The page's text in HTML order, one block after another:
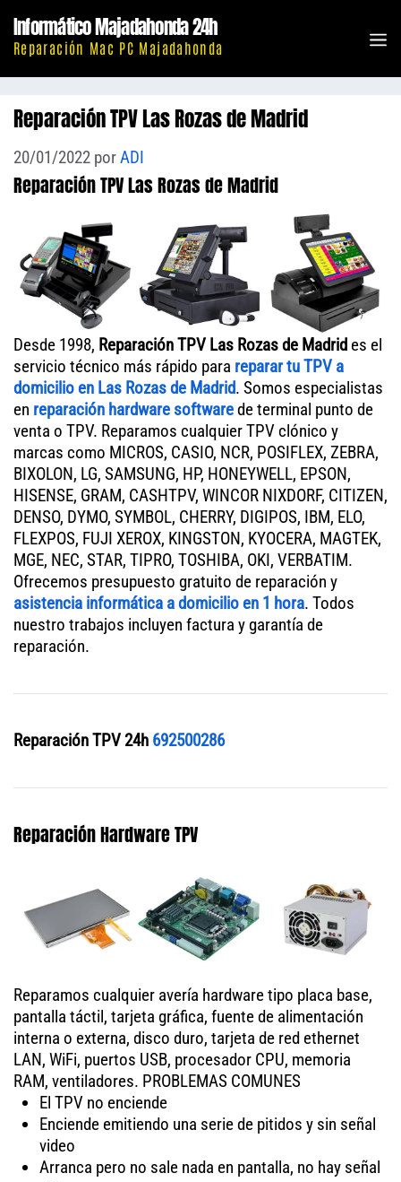
contenido
Informático Majadahonda 24h
Reparación Mac PC Majadahonda
Reparación TPV Las Rozas de Madrid
20/01/2022 porADI
Reparación TPV Las Rozas de Madrid
Desde 1998, Reparación TPV Las Rozas de Madrid es el
servicio técnico más rápido para reparar tu TPV a
domicilio en Las Rozas de Madrid. Somos especialistas
en reparación hardware softwarede terminal punto de
venta o TPV. Reparamos cualquier TPV clónico y
marcas como MICROS, CASIO, NCR, POSIFLEX, ZEBRA,
BIXOLON, LG, SAMSUNG, HP, HONEYWELL, EPSON,
HISENSE, GRAM, CASHTPV, WINCOR NIXDORF, CITIZEN,
DENSO, DYMO, SYMBOL, CHERRY, DIGIPOS, IBM, ELO,
FLEXPOS, FUJI XEROX, KINGSTON, KYOCERA, MAGTEK,
MGE, NEC, STAR, TIPRO, TOSHIBA, OKI, VERBATIM.
Ofrecemos presupuesto gratuito de reparación y
asistencia informática a domicilio en 1 hora. Todos
nuestro trabajos incluyen factura y garantía de
reparación.
Reparación TPV 24h 692500286
Reparación Hardware TPV
Reparamos cualquier avería hardware tipo placa base,
pantalla táctil, tarjeta gráfica, fuente de alimentación
interna o externa, disco duro, tarjeta de red ethernet
LAN, WiFi, puertos USB, procesador CPU, memoria
RAM, ventiladores. PROBLEMAS COMUNES
El TPV no enciende
Enciende emitiendo una serie de pitidos y sin señal
video
Arranca pero no sale nada en pantalla, no hay señal